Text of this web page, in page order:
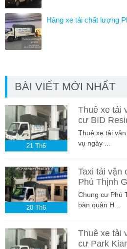
Hãng xe tải chất lượng
BÀI VIẾT MỚI NHẤT
21 Th6
Thuê xe tải
cư BID
Thuê xe tải
vụ ngày ...
20 Th6
Taxi tải vận
Phú Thịnh
Chung cư Phú
bàn quận H...
Thuê xe tải
cư Park